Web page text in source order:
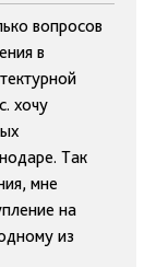
вопросов
в
хочу
Так
мне
на
из